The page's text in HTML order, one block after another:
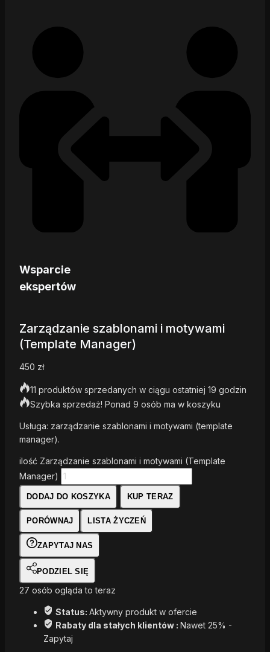
Wsparcie
ekspertów
Zarządzanie szablonami i motywami
(Template Manager)
450 zł
11 produktów sprzedanych w ciągu ostatniej 19 godzin
Szybka sprzedaż! Ponad 9 osób ma w koszyku
Usługa: zarządzanie szablonami i motywami (template
manager).
ilość Zarządzanie szablonami i motywami (Template
Manager)
DODAJ DO KOSZYKA KUP TERAZ
PORÓWNAJ LISTA ŻYCZEŃ
ZAPYTAJ NAS
PODZIEL SIĘ
27 osób ogląda to teraz
Status: Aktywny produkt w ofercie
Rabaty dla stałych klientów : Nawet 25% -
Zapytaj